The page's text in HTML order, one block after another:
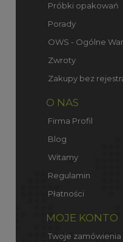
Próbki opakowań
Porady
OWS - Ogólne
Zwroty
Zakupy bez
O NAS
Firma Profil
Blog
Witamy
Regulamin
Płatności
MOJE KONTO
Twoje zamówienia